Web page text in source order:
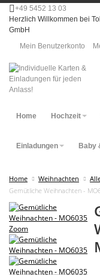
+49 5452 13 03
Herzlich Willkommen bei
GmbH
Mein Benutzerkonto
Home Hochzeit
Einladungen Baby
Home Weihnachten
Gemütliche Weihnachten -
Zoom